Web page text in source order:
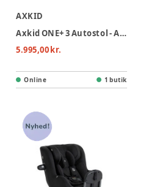
AXKID
Axkid ONE+ 3 Autostol - Arctic Mist Grey
5.995,00 kr.
Online 1 butik